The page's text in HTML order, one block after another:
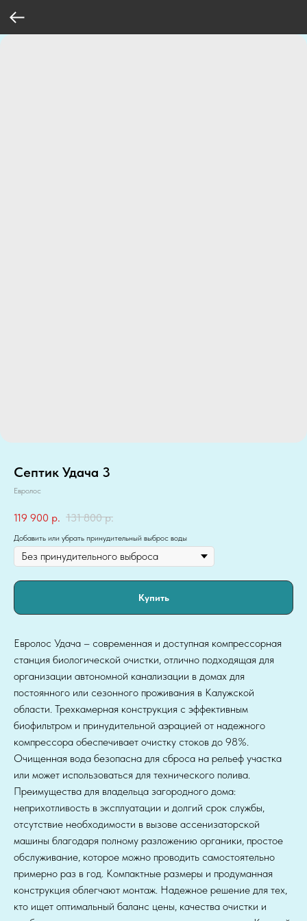
Септик Удача 3
Евролос
119 900 р. 131 800 р.
Добавить или убрать принудительный выброс воды
Купить
Евролос Удача – современная и доступная компрессорная
станция биологической очистки, отлично подходящая для
организации автономной канализации в домах для
постоянного или сезонного проживания в Калужской
области. Трехкамерная конструкция с эффективным
биофильтром и принудительной аэрацией от надежного
компрессора обеспечивает очистку стоков до 98%.
Очищенная вода безопасна для сброса на рельеф участка
или может использоваться для технического полива.
Преимущества для владельца загородного дома:
неприхотливость в эксплуатации и долгий срок службы,
отсутствие необходимости в вызове ассенизаторской
машины благодаря полному разложению органики, простое
обслуживание, которое можно проводить самостоятельно
примерно раз в год. Компактные размеры и продуманная
конструкция облегчают монтаж. Надежное решение для тех,
кто ищет оптимальный баланс цены, качества очистки и